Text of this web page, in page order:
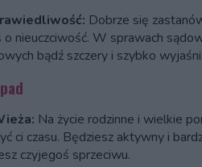
Dobrze się
o nieuczciwość. W sprawach
bądź szczery i szybko
Na życie rodzinne i wielkie
ci czasu. Będziesz aktywny i
czyjegoś sprzeciwu.